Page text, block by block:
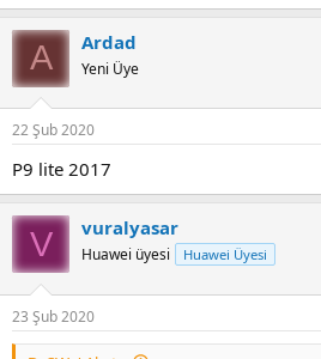
A Ardad
Yeni Üye
22 Şub 2020
P9 lite 2017
V vuralyasar
Huawei üyesi Huawei Üyesi
23 Şub 2020